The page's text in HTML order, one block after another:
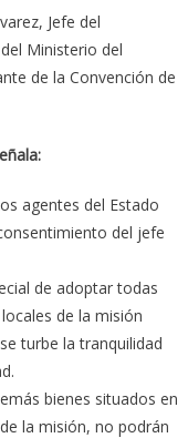
Jefe del
Ministerio del
de la Convención de
agentes del Estado
del jefe
de adoptar todas
de la misión
turbe la tranquilidad
bienes situados en
la misión, no podrán